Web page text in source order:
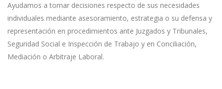
Ayudamos a tomar decisiones respecto de sus necesidades
individuales mediante asesoramiento, estrategia o su defensa y
representación en procedimientos ante Juzgados y Tribunales,
Seguridad Social e Inspección de Trabajo y en Conciliación,
Mediación o Arbitraje Laboral.